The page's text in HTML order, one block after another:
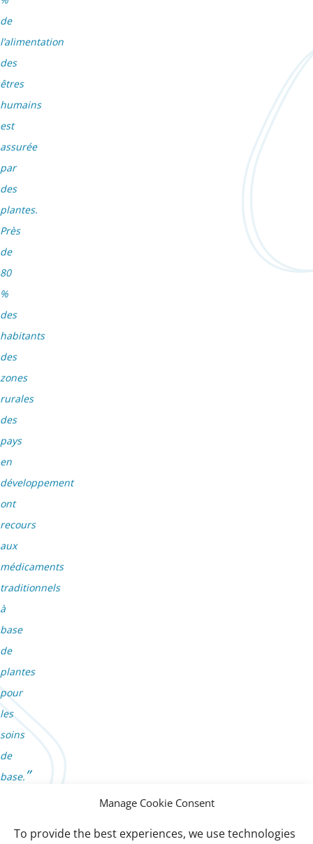
Manage Cookie Consent
To provide the best experiences, we use technologies
de
l’alimentation
des
êtres
humains
est
assurée
par
des
plantes.
Près
de
80
%
des
habitants
des
zones
rurales
des
pays
en
développement
ont
recours
aux
médicaments
traditionnels
à
base
de
plantes
pour
les
soins
de
base.
ImportantWetlands International Afrique Côte